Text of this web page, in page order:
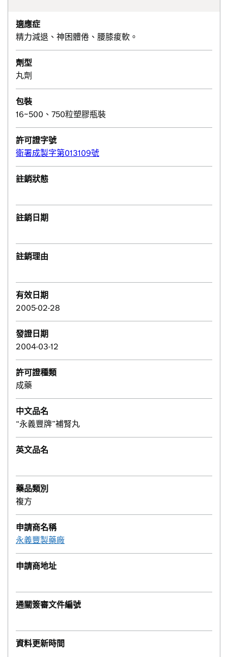
適應症
精力減退、神困體倦、腰膝痠軟。
劑型
丸劑
包裝
16~500、750粒塑膠瓶裝
許可證字號
衛署成製字第013109號
註銷狀態
註銷日期
註銷理由
有效日期
2005-02-28
發證日期
2004-03-12
許可證種類
成藥
中文品名
“永義豐牌”補腎丸
英文品名
藥品類別
複方
申請商名稱
永義豐製藥廠
申請商地址
通關簽審文件編號
資料更新時間